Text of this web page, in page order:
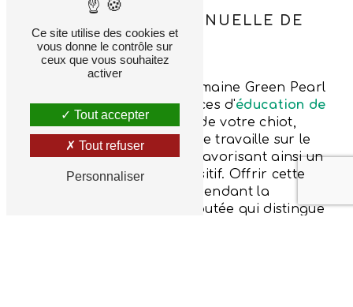
L'ÉDUCATION CONTINUELLE DE
CHIOTS
UN PLUS POUR NOS
PENSIONNAIRES
En plus de la pension, Domaine Green Pearl
offre également des services d'éducation de
chiots
. Pendant le séjour de votre chiot,
notre équipe expérimentée travaille sur le
renforcement des bases, favorisant ainsi un
comportement sain et positif. Offrir cette
opportunité d'éducation pendant la
pension est une valeur ajoutée qui distingue
Ce site utilise des cookies et
vous donne le contrôle sur
ceux que vous souhaitez
activer
Tout accepter
Tout refuser
Personnaliser